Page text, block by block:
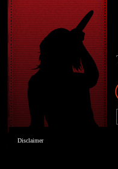
Disclaimer